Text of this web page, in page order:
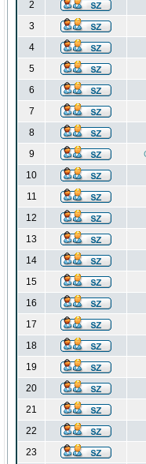
2
3
4
5
6
7
8
9
10
11
12
13
14
15
16
17
18
19
20
21
22
23